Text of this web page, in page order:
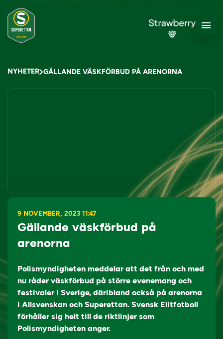
NYHETER GÄLLANDE VÄSKFÖRBUD PÅ ARENORNA
9 NOVEMBER, 2023 11:47
Gällande väskförbud på
arenorna
Polismyndigheten meddelar att det från och med
nu råder väskförbud på större evenemang och
festivaler i Sverige, däribland också på arenorna
i Allsvenskan och Superettan. Svensk Elitfotboll
förhåller sig helt till de riktlinjer som
Polismyndigheten anger.